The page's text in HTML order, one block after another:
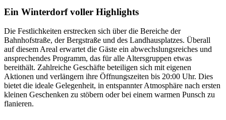
Ein Winterdorf voller Highlights
Die Festlichkeiten erstrecken sich über die Bereiche der
Bahnhofstraße, der Bergstraße und des Landhausplatzes. Überall
auf diesem Areal erwartet die Gäste ein abwechslungsreiches und
ansprechendes Programm, das für alle Altersgruppen etwas
bereithält. Zahlreiche Geschäfte beteiligen sich mit eigenen
Aktionen und verlängern ihre Öffnungszeiten bis 20:00 Uhr. Dies
bietet die ideale Gelegenheit, in entspannter Atmosphäre nach ersten
kleinen Geschenken zu stöbern oder bei einem warmen Punsch zu
flanieren.